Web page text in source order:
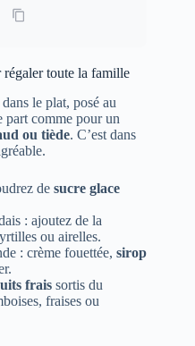
toute la famille
le plat, posé au
part comme pour un
ou tiède. C’est dans
de sucre glace
: ajoutez de la
ou airelles.
: crème fouettée, sirop
frais sortis du
fraises ou